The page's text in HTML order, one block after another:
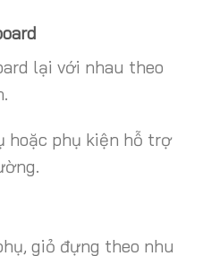
lại với nhau theo
phụ kiện hỗ trợ
giỏ đựng theo nhu